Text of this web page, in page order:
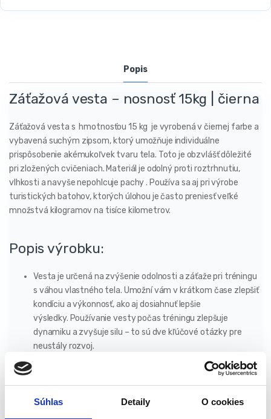
Súhlas Detaily O cookies
Popis
Záťažová vesta – nosnosť 15kg | čierna
Záťažová vesta s hmotnosťou 15 kg je vyrobená v čiernej farbe a
vybavená suchým zipsom, ktorý umožňuje individuálne
prispôsobenie akémukoľvek tvaru tela. Toto je obzvlášť dôležité
pri zložených cvičeniach. Materiál je odolný proti roztrhnutiu,
vlhkosti a navyše nepohlcuje pachy . Používa sa aj pri výrobe
turistických batohov, ktorých úlohou je často preniesť veľké
množstvá kilogramov na tisíce kilometrov.
Popis výrobku:
Vesta je určená na zvýšenie odolnosti a záťaže pri tréningu
s váhou vlastného tela. Umožní vám v krátkom čase zlepšiť
kondíciu a výkonnosť, ako aj dosiahnuť lepšie
výsledky. Používanie vesty počas tréningu zlepšuje
dynamiku a zvyšuje silu – to sú dve kľúčové otázky pre
neustály rozvoj.
Je ideálna pre amatérov aj profesionálnych používateľov,
Je naplnená pieskom vďaka čomu je záťaž rovnomerne
rozložená a dokonale priľne k telu, čo zaisťuje pohodlie pri